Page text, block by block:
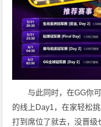
与此同时，在GG你
的线上Day1，在家轻松
打到席位了就去，没晋级